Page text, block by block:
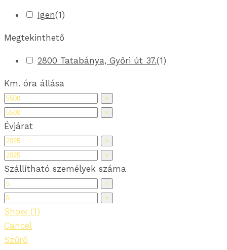
Igen(1)
Megtekinthető
2800 Tatabánya, Győri út 37.(1)
Km. óra állása
×
×
Évjárat
×
×
Szállítható személyek száma
×
×
Show (1)
Cancel
Szűrő